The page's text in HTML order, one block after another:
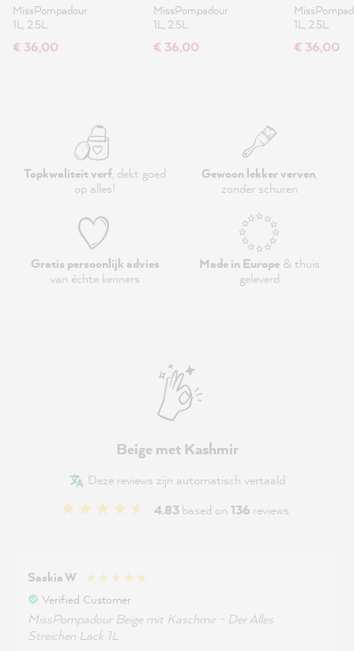
MissPompadour
1L, 2.5L
€ 36,00
MissPompadour
1L, 2.5L
€ 36,00
1L, 2.5L
€ 36,00
Topkwaliteit verf, dekt goed
op alles!
Gewoon lekker verven,
zonder schuren
Gratis persoonlijk advies
van échte kenners
Made in Europe& thuis
geleverd
Beige met Kashmir
Deze reviews zijn automatisch vertaald
4.83based on 136 reviews
Saskia W
Verified Customer
MissPompadour Beige mit Kaschmir - Der Alles
Streichen Lack 1L